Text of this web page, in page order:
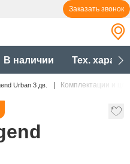
Заказать звонок
авто
Urban 3 дв. Комплектации и
В наличии Тех.